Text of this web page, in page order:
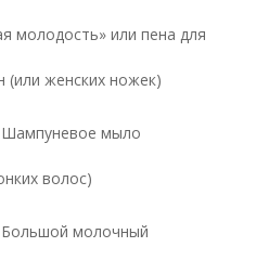
молодость» или пена для
женских ножек)
Шампуневое мыло
волос)
Большой молочный